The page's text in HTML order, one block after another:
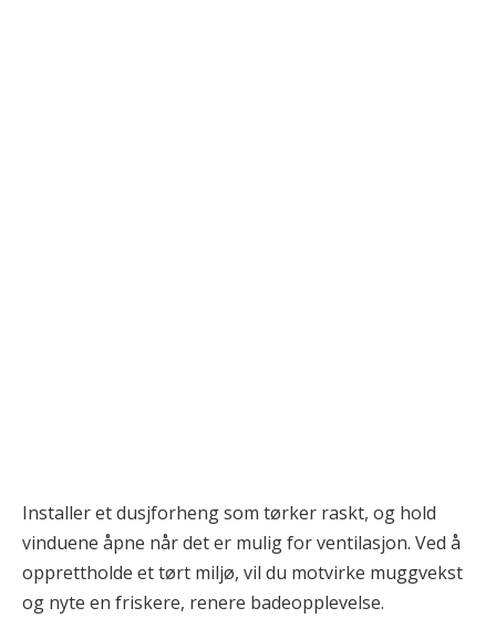
Installer et dusjforheng som tørker raskt, og hold
vinduene åpne når det er mulig for ventilasjon. Ved å
opprettholde et tørt miljø, vil du motvirke muggvekst
og nyte en friskere, renere badeopplevelse.